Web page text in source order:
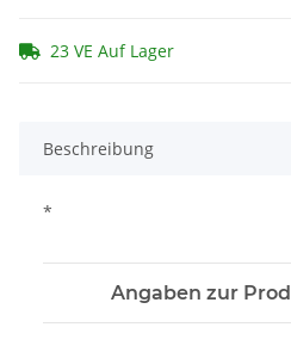
23 VE Auf Lager
Beschreibung
*
Angaben zur